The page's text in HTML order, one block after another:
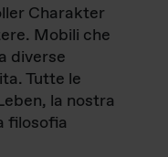
Charakter
Mobili che
diverse
Tutte le
la nostra
filosofia